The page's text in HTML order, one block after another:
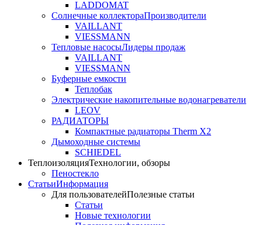
LADDOMAT
Солнечные коллектораПроизводители
VAILLANT
VIESSMANN
Тепловые насосыЛидеры продаж
VAILLANT
VIESSMANN
Буферные емкости
Теплобак
Электрические накопительные водонагреватели
LEOV
РАДИАТОРЫ
Компактные радиаторы Therm X2
Дымоходные системы
SCHIEDEL
ТеплоизоляцияТехнологии, обзоры
Пеностекло
СтатьиИнформация
Для пользователейПолезные статьи
Статьи
Новые технологии